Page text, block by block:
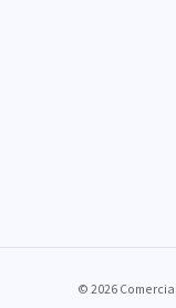
© 2026